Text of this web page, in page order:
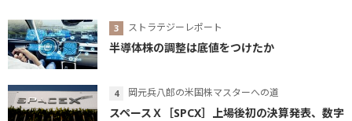
ストラテジーレポート
半導体株の調整は底値をつけたか
岡元兵八郎の米国株マスターへの道
スペースＸ［SPCX］上場後初の決算発表、数字